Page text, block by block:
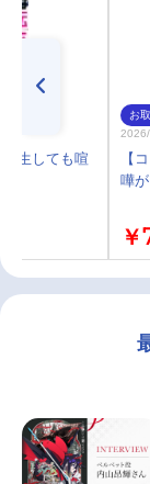
生しても喧
お
【
嘩